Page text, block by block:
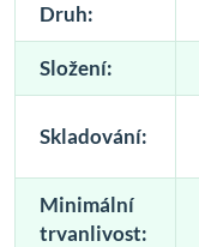
Druh:
Složení:
Skladování:
Minimální
trvanlivost: